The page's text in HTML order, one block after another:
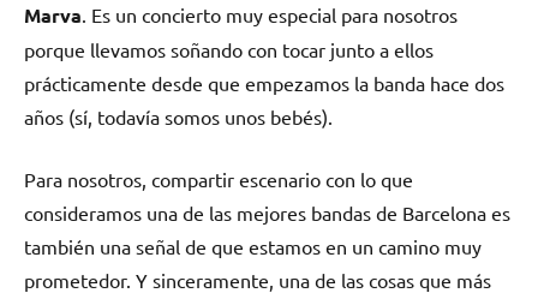
Marva . Es un concierto muy especial para nosotros
porque llevamos soñando con tocar junto a ellos
prácticamente desde que empezamos la banda hace dos
años (sí, todavía somos unos bebés).
Para nosotros, compartir escenario con lo que
consideramos una de las mejores bandas de Barcelona es
también una señal de que estamos en un camino muy
prometedor. Y sinceramente, una de las cosas que más